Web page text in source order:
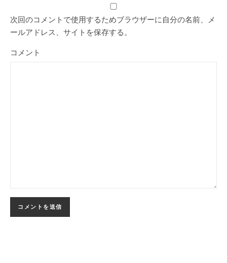
次回のコメントで使用するためブラウザーに自分の名前、メ
ールアドレス、サイトを保存する。
コメント